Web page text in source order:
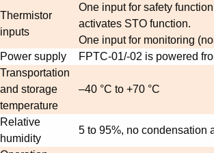
Thermistor
inputs
One input for safety
activates STO function.
One input for monitoring
Power supply
FPTC-01/-02 is powered
Transportation
and storage
temperature
–40 °C to +70 °C
Relative
humidity
5 to 95%, no condensation